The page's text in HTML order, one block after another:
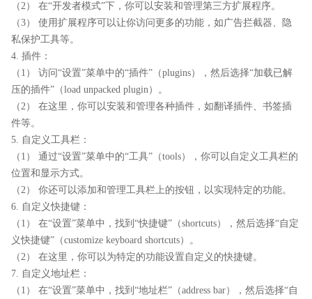
（2） 在“开发者模式”下，你可以安装和管理第三方扩展程序。
（3） 使用扩展程序可以让你访问更多的功能，如广告拦截器、隐
私保护工具等。
4. 插件：
（1） 访问“设置”菜单中的“插件”（plugins），然后选择“加载已解
压的插件”（load unpacked plugin）。
（2） 在这里，你可以安装和管理各种插件，如翻译插件、书签插
件等。
5. 自定义工具栏：
（1） 通过“设置”菜单中的“工具”（tools），你可以自定义工具栏的
位置和显示方式。
（2） 你还可以添加和管理工具栏上的按钮，以实现特定的功能。
6. 自定义快捷键：
（1） 在“设置”菜单中，找到“快捷键”（shortcuts），然后选择“自定
义快捷键”（customize keyboard shortcuts）。
（2） 在这里，你可以为特定的功能设置自定义的快捷键。
7. 自定义地址栏：
（1） 在“设置”菜单中，找到“地址栏”（address bar），然后选择“自